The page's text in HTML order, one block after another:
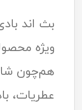
بث اند
ویژه
هم‌چون
عطریات،